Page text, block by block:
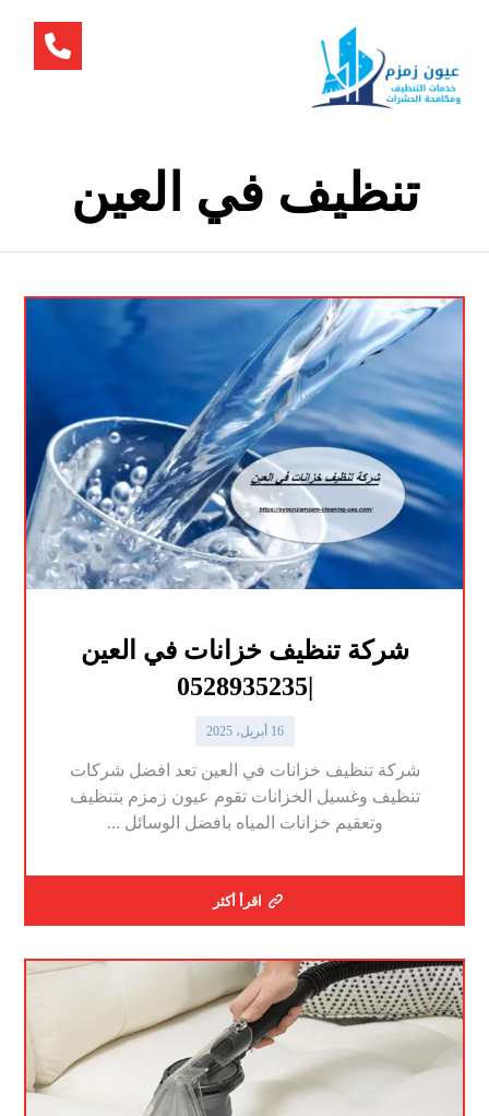
تنظيف في العين
شركة تنظيف خزانات في العين
|0528935235
16 أبريل، 2025
شركة تنظيف خزانات في العين تعد افضل شركات
تنظيف وغسيل الخزانات تقوم عيون زمزم بتنظيف
وتعقيم خزانات المياه بافضل الوسائل ...
اقرأ أكثر